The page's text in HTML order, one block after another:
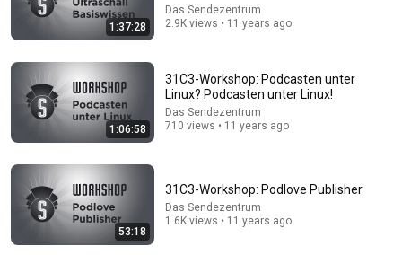
Verstärkung für Roland und seine Lok | Die
NDR Doku and NDR auf'm Land
1:37:28
Das Sendezentrum
2.9K views • 11 years ago
1:06:58
31C3-Workshop: Podcasten unter
Linux? Podcasten unter Linux!
Das Sendezentrum
710 views • 11 years ago
53:18
31C3-Workshop: Podlove Publisher
Das Sendezentrum
1.6K views • 11 years ago